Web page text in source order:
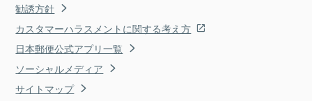
勧誘方針
カスタマーハラスメントに関する考え方
日本郵便公式アプリ一覧
ソーシャルメディア
サイトマップ